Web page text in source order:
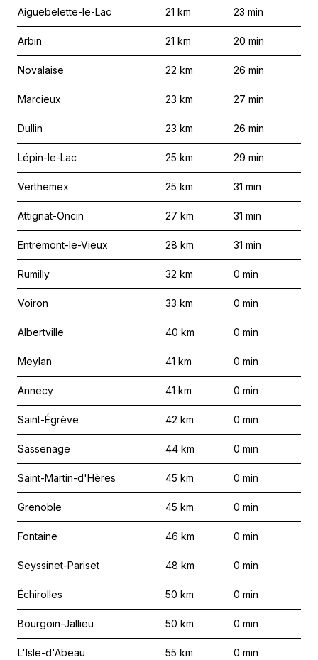
Aiguebelette-le-Lac 21 km 23 min
Arbin 21 km 20 min
Novalaise 22 km 26 min
Marcieux 23 km 27 min
Dullin 23 km 26 min
Lépin-le-Lac 25 km 29 min
Verthemex 25 km 31 min
Attignat-Oncin 27 km 31 min
Entremont-le-Vieux 28 km 31 min
Rumilly 32 km 0 min
Voiron 33 km 0 min
Albertville 40 km 0 min
Meylan 41 km 0 min
Annecy 41 km 0 min
Saint-Égrève 42 km 0 min
Sassenage 44 km 0 min
Saint-Martin-d'Hères 45 km 0 min
Grenoble 45 km 0 min
Fontaine 46 km 0 min
Seyssinet-Pariset 48 km 0 min
Échirolles 50 km 0 min
Bourgoin-Jallieu 50 km 0 min
L'Isle-d'Abeau 55 km 0 min